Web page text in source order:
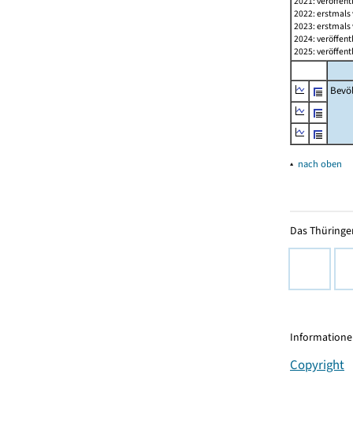
2022:
2023:
2024:
2025:
▴ nach oben
Das
Copyright